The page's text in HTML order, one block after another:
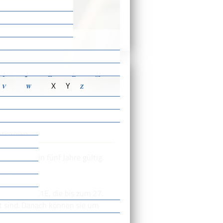
I J K L
M
V W X Y Z
fünf Jahre gültig.
und C1E, die bis zum 27.
Danach können sie um